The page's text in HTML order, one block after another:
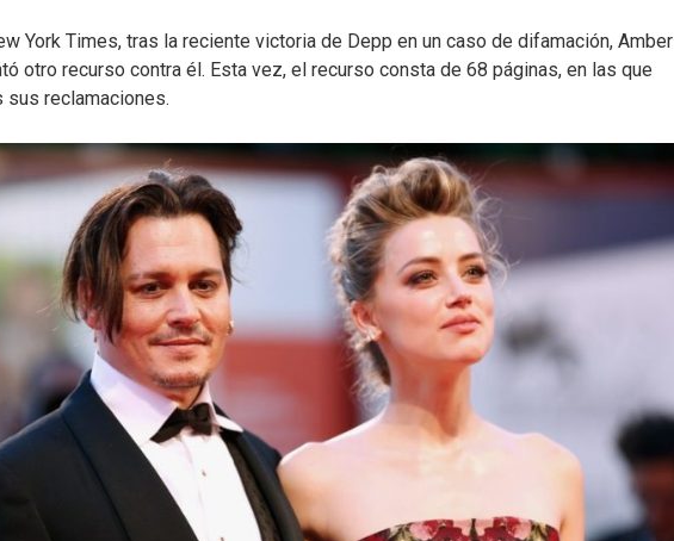
York Times, tras la reciente victoria de Depp en un caso de difamación, Amber
otro recurso contra él. Esta vez, el recurso consta de 68 páginas, en las que
sus reclamaciones.